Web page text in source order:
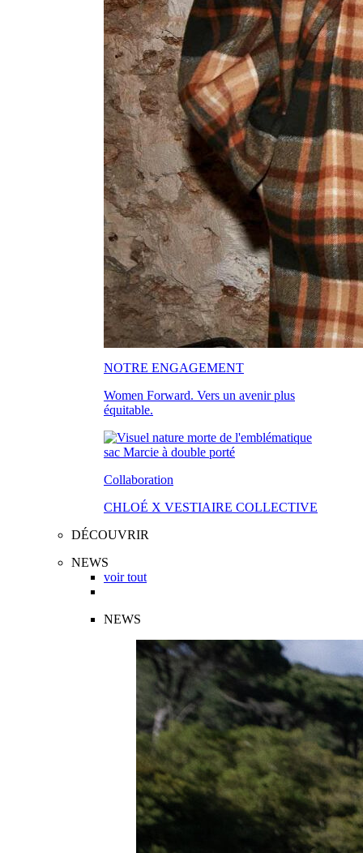
NOTRE ENGAGEMENT
Women Forward. Vers un avenir plus
équitable.
Collaboration
CHLOÉ X VESTIAIRE COLLECTIVE
DÉCOUVRIR
NEWS
voir tout
NEWS